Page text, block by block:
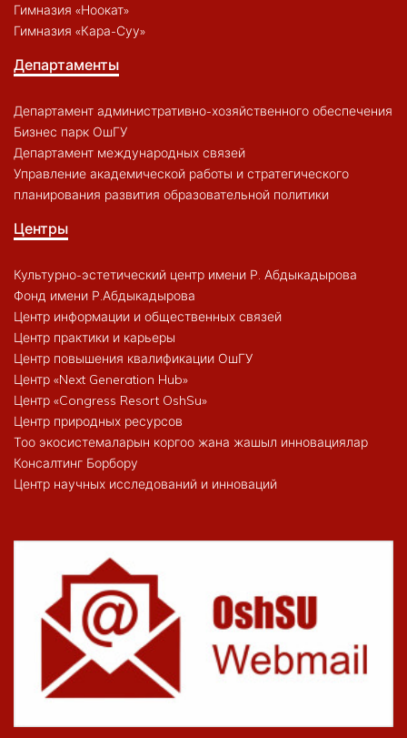
Гимназия «Ноокат»
Гимназия «Кара-Суу»
Департаменты
Департамент административно-хозяйственного обеспечения
Бизнес парк ОшГУ
Департамент международных связей
Управление академической работы и стратегического
планирования развития образовательной политики
Центры
Культурно-эстетический центр имени Р. Абдыкадырова
Фонд имени Р.Абдыкадырова
Центр информации и общественных связей
Центр практики и карьеры
Центр повышения квалификации ОшГУ
Центр «Next Generation Hub»
Центр «Congress Resort OshSu»
Центр природных ресурсов
Тоо экосистемаларын коргоо жана жашыл инновациялар
Консалтинг Борбору
Центр научных исследований и инноваций